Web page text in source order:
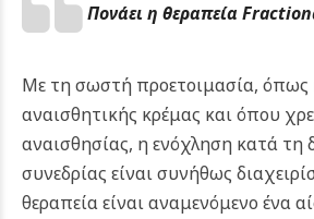
Πονάει η θεραπεία
Με τη σωστή προετοιμασία, όπως
αναισθητικής κρέμας και όπου
αναισθησίας, η ενόχληση κατά τη
συνεδρίας είναι συνήθως
θεραπεία είναι αναμενόμενο ένα